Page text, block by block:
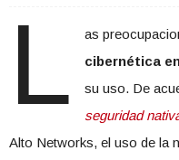
L as
cibernética
su uso. De
seguridad
Alto Networks, el uso de la